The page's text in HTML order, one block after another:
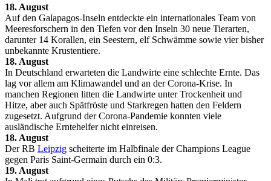
18. August
Auf den Galapagos-Inseln entdeckte ein internationales Team von
Meeresforschern in den Tiefen vor den Inseln 30 neue Tierarten,
darunter 14 Korallen, ein Seestern, elf Schwämme sowie vier bisher
unbekannte Krustentiere.
18. August
In Deutschland erwarteten die Landwirte eine schlechte Ernte. Das
lag vor allem am Klimawandel und an der Corona-Krise. In
manchen Regionen litten die Landwirte unter Trockenheit und
Hitze, aber auch Spätfröste und Starkregen hatten den Feldern
zugesetzt. Aufgrund der Corona-Pandemie konnten viele
ausländische Erntehelfer nicht einreisen.
18. August
Der RB Leipzig scheiterte im Halbfinale der Champions League
gegen Paris Saint-Germain durch ein 0:3.
19. August